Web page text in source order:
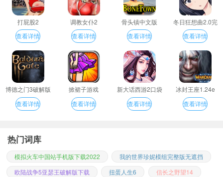
打屁股2
查看详情
调教女仆2
查看详情
骨头镇中文版
查看详情
冬日狂想曲2.0完
整汉化版
查看详情
博德之门3破解版
查看详情
掀裙子游戏
查看详情
新大话西游2口袋
版
查看详情
冰封王座1.24e
查看详情
热门词库
模拟火车中国站手机版下载2022
我的世界珍妮模组完整版无遮挡
欧陆战争5亚瑟王破解版下载
扭蛋人生6
信长之野望14